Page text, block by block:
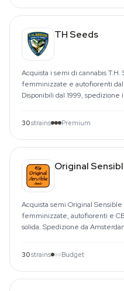
TH Seeds
Acquista i semi di cannabis
femminizzate e autofiorenti
Disponibili dal 1999, spedizione
30strains Premium
Original
Acquista semi Original Sensible
femminizzate, autofiorenti e
solida. Spedizione da
30strains Budget